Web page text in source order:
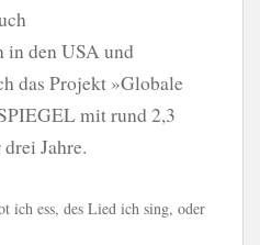
in den USA und
das Projekt »Globale
mit rund 2,3
Jahre.
ess, des Lied ich sing, oder